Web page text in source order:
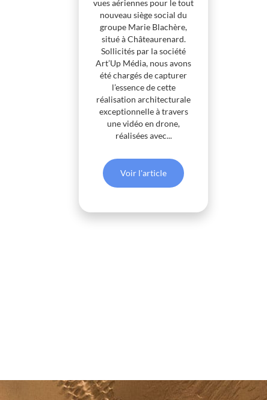
vues aériennes pour le tout
nouveau siège social du
groupe Marie Blachère,
situé à Châteaurenard.
Sollicités par la société
Art’Up Média, nous avons
été chargés de capturer
l’essence de cette
réalisation architecturale
exceptionnelle à travers
une vidéo en drone,
réalisées avec...
Voir l'article